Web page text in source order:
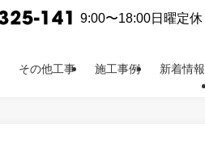
9:00〜18:00日曜定休
その他工事 施工事例 新着情報